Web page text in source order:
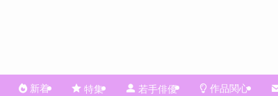
新着 特集 若手俳優 作品関心